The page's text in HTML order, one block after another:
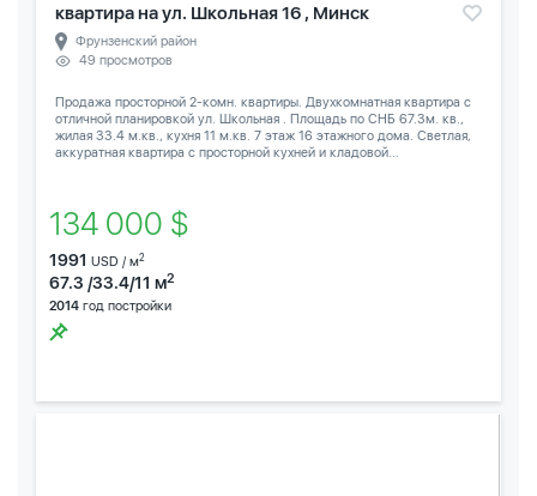
квартира на ул. Школьная 16 , Минск
Фрунзенский район
49 просмотров
Продажа просторной 2-комн. квартиры. Двухкомнатная квартира с
отличной планировкой ул. Школьная . Площадь по СНБ 67.3м. кв.,
жилая 33.4 м.кв., кухня 11 м.кв. 7 этаж 16 этажного дома. Светлая,
аккуратная квартира с просторной кухней и кладовой...
134 000 $
1991 USD / м2
67.3 /33.4/11 м2
2014 год постройки